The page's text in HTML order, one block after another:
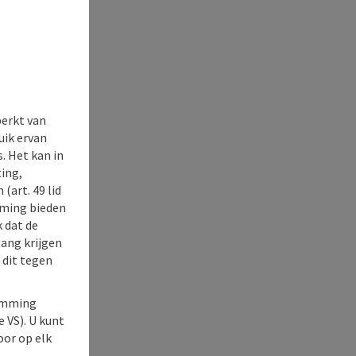
van
ervan
Het kan in
(art. 49 lid
bieden
dat de
krijgen
dit tegen
U kunt
op elk